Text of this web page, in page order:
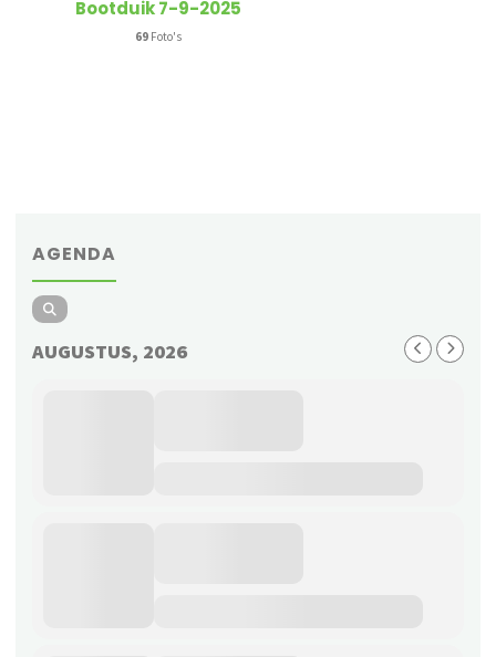
Bootduik 7-9-2025
69 Foto's
AGENDA
AUGUSTUS, 2026